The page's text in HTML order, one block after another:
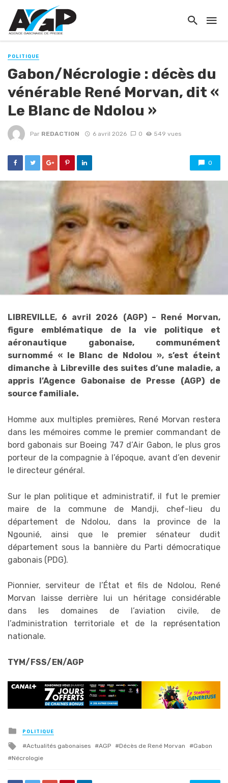
POLITIQUE
Gabon/Nécrologie : décès du
vénérable René Morvan, dit «
Le Blanc de Ndolou »
Par REDACTION 6 avril 2026 0 549 vues
0
LIBREVILLE, 6 avril 2026 (AGP) – René Morvan,
figure emblématique de la vie politique et
aéronautique gabonaise, communément
surnommé « le Blanc de Ndolou », s’est éteint
dimanche à Libreville des suites d’une maladie, a
appris l’Agence Gabonaise de Presse (AGP) de
source familiale.
Homme aux multiples premières, René Morvan restera
dans les mémoires comme le premier commandant de
bord gabonais sur Boeing 747 d’Air Gabon, le plus gros
porteur de la compagnie à l’époque, avant d’en devenir
le directeur général.
Sur le plan politique et administratif, il fut le premier
maire de la commune de Mandji, chef-lieu du
département de Ndolou, dans la province de la
Ngounié, ainsi que le premier sénateur dudit
département sous la bannière du Parti démocratique
gabonais (PDG).
Pionnier, serviteur de l’État et fils de Ndolou, René
Morvan laisse derrière lui un héritage considérable
dans les domaines de l’aviation civile, de
l’administration territoriale et de la représentation
nationale.
TYM/FSS/EN/AGP
Posted
in
POLITIQUE
Tagged
with
Actualités gabonaises AGP Décès de René Morvan
Gabon
Nécrologie